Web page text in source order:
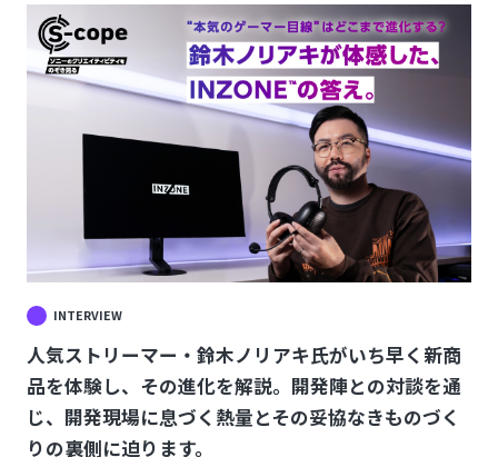
INTERVIEW
人気ストリーマー・鈴木ノリアキ氏がいち早く新商
品を体験し、その進化を解説。開発陣との対談を通
じ、開発現場に息づく熱量とその妥協なきものづく
りの裏側に迫ります。